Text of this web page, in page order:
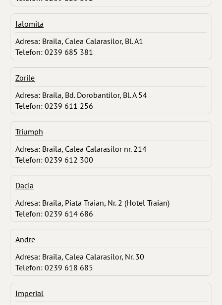
Ialomita
Adresa: Braila, Calea Calarasilor, Bl. A1
Telefon: 0239 685 381
Zorile
Adresa: Braila, Bd. Dorobantilor, Bl. A 54
Telefon: 0239 611 256
Triumph
Adresa: Braila, Calea Calarasilor nr. 214
Telefon: 0239 612 300
Dacia
Adresa: Braila, Piata Traian, Nr. 2 (Hotel Traian)
Telefon: 0239 614 686
Andre
Adresa: Braila, Calea Calarasilor, Nr. 30
Telefon: 0239 618 685
Imperial